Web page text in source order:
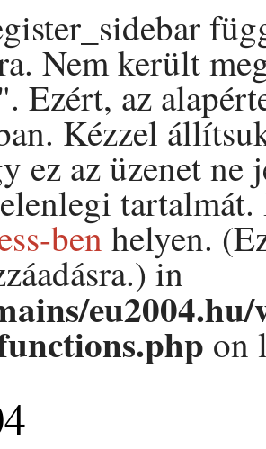
Nem került
Ezért, az
Kézzel
ez az üzenet ne
ben helyen.
in
on